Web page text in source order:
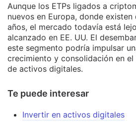
Aunque los ETPs ligados a
nuevos en Europa, donde
años, el mercado todavía está
alcanzado en EE. UU. El
este segmento podría impulsar
crecimiento y consolidación en
de activos digitales.
Te puede interesar
Invertir en activos digitales